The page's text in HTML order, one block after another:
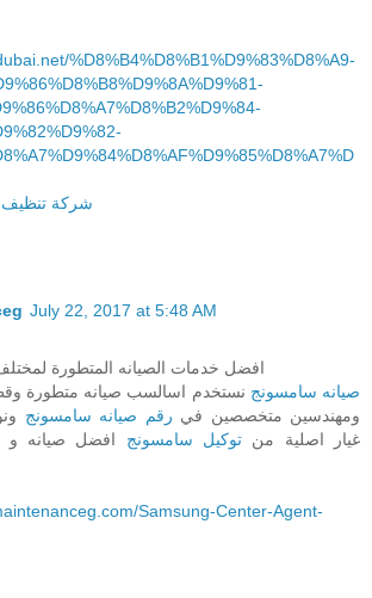
%D8%B4%D8%B1%D9%83%D8%A9-
شركة تنظيف
July 22, 2017 at 5:48 AM
افضل خدمات الصيانه المتطورة
صيانه سامسونج نستخدم اسالسب صيانه متطورة
ومهندسين متخصصين في رقم صيانه سامسونج
غيار اصلية من توكيل سامسونج افضل صيانه و
Samsung-Center-Agent-